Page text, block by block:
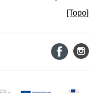
[Topo]